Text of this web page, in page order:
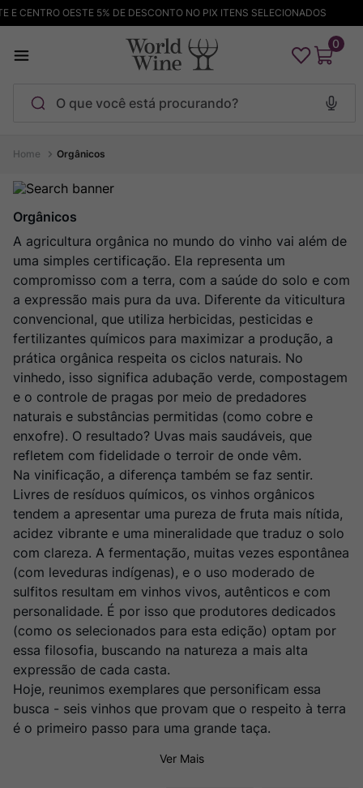
OESTE 5% DE DESCONTO NO PIX ITENS SELECIONADOS
0
Orgânicos
Orgânicos
A agricultura orgânica no mundo do vinho vai além de
uma simples certificação. Ela representa um
compromisso com a terra, com a saúde do solo e com
a expressão mais pura da uva. Diferente da viticultura
convencional, que utiliza herbicidas, pesticidas e
fertilizantes químicos para maximizar a produção, a
prática orgânica respeita os ciclos naturais. No
vinhedo, isso significa adubação verde, compostagem
e o controle de pragas por meio de predadores
naturais e substâncias permitidas (como cobre e
enxofre). O resultado? Uvas mais saudáveis, que
refletem com fidelidade o terroir de onde vêm.
Na vinificação, a diferença também se faz sentir.
Livres de resíduos químicos, os vinhos orgânicos
tendem a apresentar uma pureza de fruta mais nítida,
acidez vibrante e uma mineralidade que traduz o solo
com clareza. A fermentação, muitas vezes espontânea
(com leveduras indígenas), e o uso moderado de
sulfitos resultam em vinhos vivos, autênticos e com
personalidade. É por isso que produtores dedicados
(como os selecionados para esta edição) optam por
essa filosofia, buscando na natureza a mais alta
expressão de cada casta.
Hoje, reunimos exemplares que personificam essa
busca - seis vinhos que provam que o respeito à terra
é o primeiro passo para uma grande taça.
Ver Mais
Termos mais buscados
1º Maçanita
2º Pinot Noir
3º Barolo
4 º Garzon
5º
6º Bodega Garzon
7º Pacalet
Ver Sacrum
9º Rocim
10 ºChampagne